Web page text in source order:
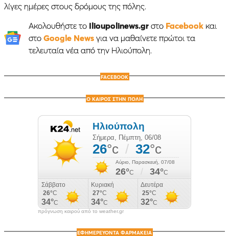
λίγες ημέρες στους δρόμους της πόλης.
Ακολουθήστε το Ilioupolinews.grστο Facebookκαι
στο Google Newsγια να μαθαίνετε πρώτοι τα
τελευταία νέα από την Ηλιούπολη.
FACEBOOK
Ο ΚΑΙΡΟΣ ΣΤΗΝ ΠΟΛΗ
πρόγνωση καιρού από το weather.gr
ΕΦΗΜΕΡΕΥΟΝΤΑ ΦΑΡΜΑΚΕΙΑ